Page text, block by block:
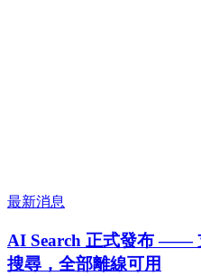
最新消息
AI Search 正式發布 ——
搜尋，全部離線可用